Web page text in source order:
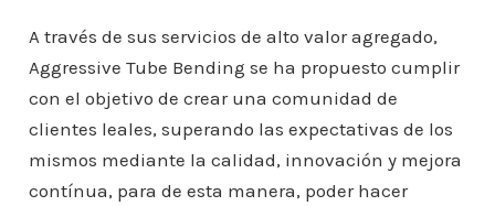
A través de sus servicios de alto valor agregado,
Aggressive Tube Bending se ha propuesto cumplir
con el objetivo de crear una comunidad de
clientes leales, superando las expectativas de los
mismos mediante la calidad, innovación y mejora
contínua, para de esta manera, poder hacer